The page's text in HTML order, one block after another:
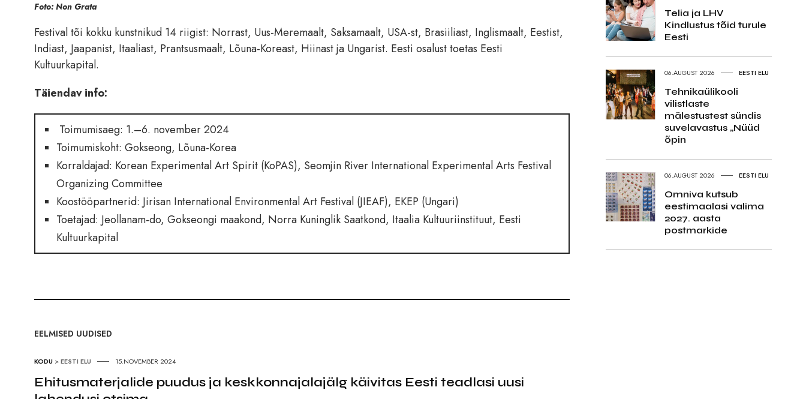
Foto: Non Grata
Festival tõi kokku kunstnikud 14 riigist: Norrast, Uus-Meremaalt, Saksamaalt, USA-st, Brasiiliast, Inglismaalt, Eestist,
Indiast, Jaapanist, Itaaliast, Prantsusmaalt, Lõuna-Koreast, Hiinast ja Ungarist. Eesti osalust toetas Eesti
Kultuurkapital.
Täiendav info:
Toimumisaeg: 1.–6. november 2024
Toimumiskoht: Gokseong, Lõuna-Korea
Korraldajad: Korean Experimental Art Spirit (KoPAS), Seomjin River International Experimental Arts Festival
Organizing Committee
Koostööpartnerid: Jirisan International Environmental Art Festival (JIEAF), EKEP (Ungari)
Toetajad: Jeollanam-do, Gokseongi maakond, Norra Kuninglik Saatkond, Itaalia Kultuuriinstituut, Eesti
Kultuurkapital
EELMISED UUDISED
KODU >EESTI ELU 15.NOVEMBER 2024
Ehitusmaterjalide puudus ja keskkonnajalajälg käivitas Eesti teadlasi uusi
Telia ja LHV
Kindlustus tõid turule
Eesti
06.AUGUST 2026 EESTI ELU
Tehnikaülikooli
vilistlaste
mälestustest sündis
suvelavastus „Nüüd
õpin
06.AUGUST 2026 EESTI ELU
Omniva kutsub
eestimaalasi valima
2027. aasta
postmarkide